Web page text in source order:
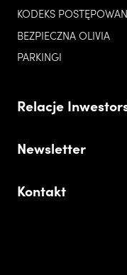
KODEKS
BEZPIECZNA OLIVIA
PARKINGI
Relacje
Newsletter
Kontakt